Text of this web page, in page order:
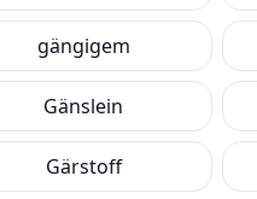
gängigem
Gänslein
Gärstoff